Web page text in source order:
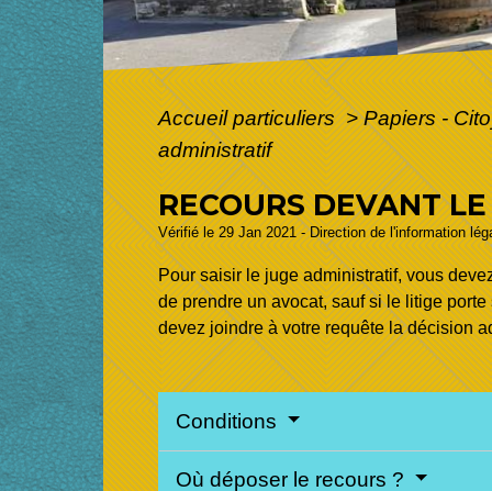
Accueil particuliers> Papiers -
administratif
RECOURS DEVANT
Vérifié le 29 Jan 2021 - Direction de l'information
Pour saisir le juge administratif, vous
de prendre un avocat, sauf si le litige
devez joindre à votre requête la décision
Conditions
Où déposer le recours ?